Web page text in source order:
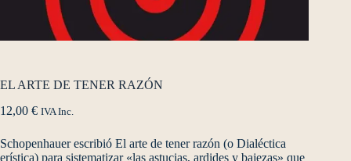
EL ARTE DE TENER RAZÓN
12,00 € IVA Inc.
Schopenhauer escribió El arte de tener razón (o Dialéctica
erística) para sistematizar «las astucias, ardides y bajezas» que